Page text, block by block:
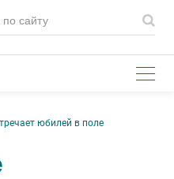
юбилей в поле